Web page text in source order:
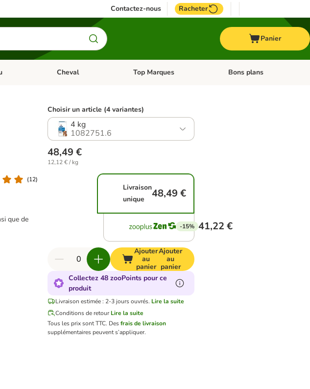
Contactez-nous Racheter
Panier
les catégories: PoissonDérouler les catégories: Oiseau
Cheval Dérouler les catégories: Cheval
Top Marques Dérouler les catégories: Top
Bons plans
(12)
que de
Choisir un article (4 variantes)
4 kg
1082751.6
48,49 €
12,12 € / kg
Livraison
unique
48,49 €
-15% 41,22 €
Ajouter
au
panier
Ajouter
au
panier
Collectez 48 zooPoints pour ce
produit
Livraison estimée : 2-3 jours ouvrés. Lire la suite
Conditions de retour Lire la suite
Tous les prix sont TTC. Desfrais de livraison
supplémentaires peuvent s’appliquer.